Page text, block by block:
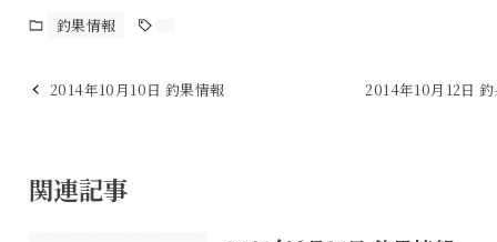
釣果情報
2014年10月10日 釣果情報 2014年10月12日
関連記事